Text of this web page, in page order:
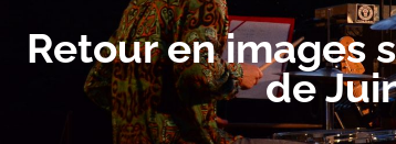
Retour en images
de